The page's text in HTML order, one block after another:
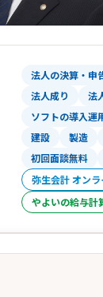
法人の決算・申
法人成り
法
ソフトの導入運
建設 製造
初回面談無料
弥生会計 オン
やよいの給与計